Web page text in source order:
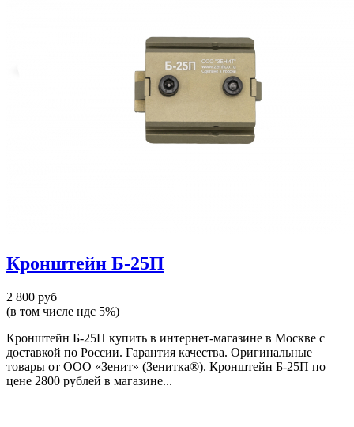
Кронштейн Б-25П
2 800 руб
(в том числе ндс 5%)
Кронштейн Б-25П купить в интернет-магазине в Москве с
доставкой по России. Гарантия качества. Оригинальные
товары от ООО «Зенит» (Зенитка®). Кронштейн Б-25П по
цене 2800 рублей в магазине...